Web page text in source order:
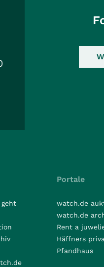
geht
Portale
watch.de
watch.de
Rent a
Häffners
Pfandhaus